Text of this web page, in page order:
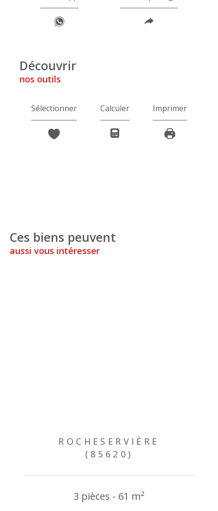
découvrir
nos outils
Sélectionner Calculer Imprimer
Ces biens peuvent
aussi vous intéresser
ROCHESERVIÈRE
(85620)
3 pièces - 61 m²